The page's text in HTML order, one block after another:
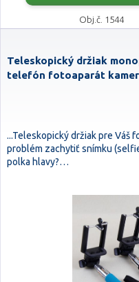
Obj.č. 1544
Teleskopický držiak
telefón fotoaparát
...Teleskopický držiak pre Váš
problém zachytiť snímku
polka hlavy?…